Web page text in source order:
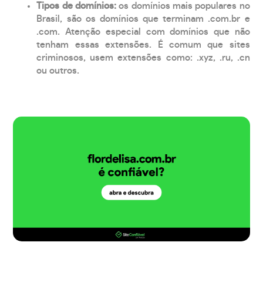
Tipos de domínios:os domínios mais populares no
Brasil, são os domínios que terminam .com.br e
.com. Atenção especial com domínios que não
tenham essas extensões. É comum que sites
criminosos, usem extensões como: .xyz, .ru, .cn
ou outros.